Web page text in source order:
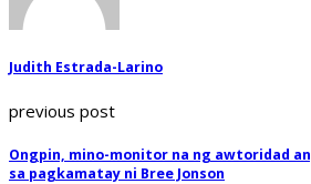
Judith Estrada-Larino
previous post
Ongpin, mino-monitor na ng awtoridad
sa pagkamatay ni Bree Jonson